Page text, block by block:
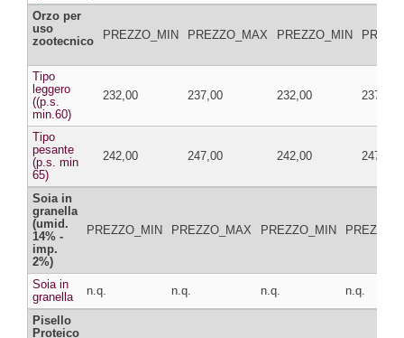
Orzo per
uso
zootecnico
PREZZO_MIN PREZZO_MAX PREZZO_MIN
Tipo
leggero
((p.s.
min.60)
232,00 237,00 232,00 237,00
Tipo
pesante
(p.s. min
65)
242,00 247,00 242,00 247,00
Soia in
granella
(umid.
14% -
imp.
2%)
PREZZO_MIN PREZZO_MAX PREZZO_MIN
Soia in
granella
n.q. n.q. n.q. n.q.
Pisello
Proteico